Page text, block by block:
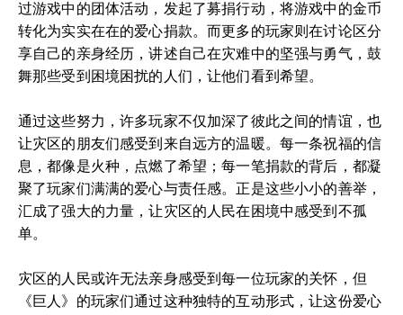
过游戏中的团体活动，发起了募捐行动，将游戏中的金币
转化为实实在在的爱心捐款。而更多的玩家则在讨论区分
享自己的亲身经历，讲述自己在灾难中的坚强与勇气，鼓
舞那些受到困境困扰的人们，让他们看到希望。
通过这些努力，许多玩家不仅加深了彼此之间的情谊，也
让灾区的朋友们感受到来自远方的温暖。每一条祝福的信
息，都像是火种，点燃了希望；每一笔捐款的背后，都凝
聚了玩家们满满的爱心与责任感。正是这些小小的善举，
汇成了强大的力量，让灾区的人民在困境中感受到不孤
单。
灾区的人民或许无法亲身感受到每一位玩家的关怀，但
《巨人》的玩家们通过这种独特的互动形式，让这份爱心